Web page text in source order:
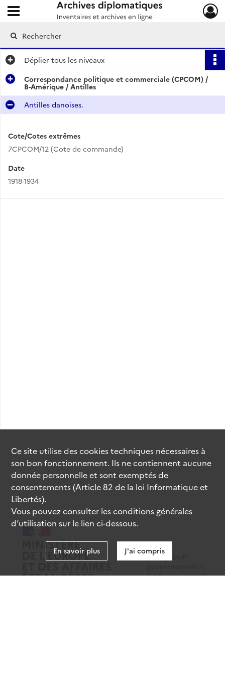
Archives diplomatiques
Ouvrir le menu déroulant
Déplier tous les niveaux
Correspondance politique et commerciale (CPCOM) /
B-Amérique / Antilles
Antilles danoises.
Cote/Cotes extrêmes
7CPCOM/12 (Cote de commande)
Date
1918-1934
data.gouv.fr
legifrance.gouv.fr
Ce site utilise descookiestechniques nécessaires à
son bon fonctionnement. Ils ne contiennent aucune
donnée personnelle et sont exemptés de
consentements (Article 82 de la loi Informatique et
Libertés).
Vous pouvez consulter les conditions générales
d’utilisation sur le lien ci-dessous.
En savoir plus J'ai compris